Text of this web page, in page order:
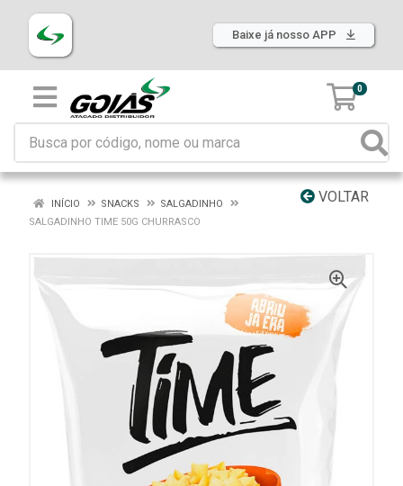
Baixe já nosso APP
0
VOLTAR
INÍCIO SNACKS
SALGADINHO
SALGADINHO TIME 50G CHURRASCO